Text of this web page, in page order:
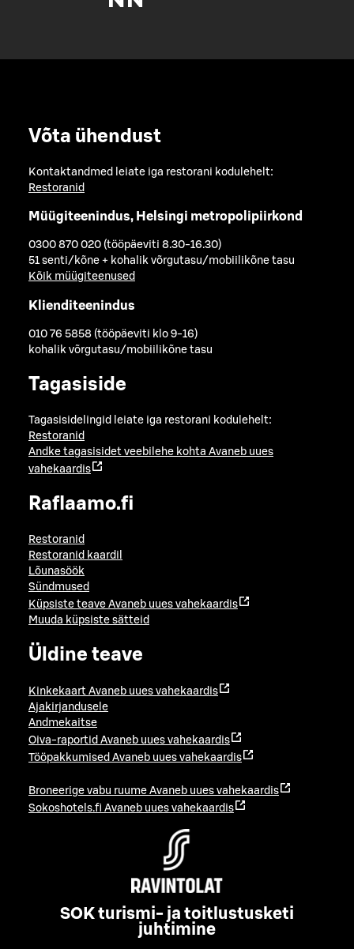
Võta ühendust
Kontaktandmed leiate iga restorani kodulehelt:
Restoranid
Müügiteenindus, Helsingi metropolipiirkond
0300 870 020 (tööpäeviti 8.30-16.30)
51 senti/kõne + kohalik võrgutasu/mobiilikõne tasu
Kõik müügiteenused
Klienditeenindus
010 76 5858 (tööpäeviti klo 9-16)
kohalik võrgutasu/mobiilikõne tasu
Tagasiside
Tagasisidelingid leiate iga restorani kodulehelt:
Restoranid
Andke tagasisidet veebilehe kohta Avaneb uues
vahekaardis
Raflaamo.fi
Restoranid
Restoranid kaardil
Lõunasöök
Sündmused
Küpsiste teave Avaneb uues vahekaardis
Muuda küpsiste sätteid
Üldine teave
Kinkekaart Avaneb uues vahekaardis
Ajakirjandusele
Andmekaitse
Oiva-raportid Avaneb uues vahekaardis
Tööpakkumised Avaneb uues vahekaardis
Broneerige vabu ruume Avaneb uues vahekaardis
Sokoshotels.fi Avaneb uues vahekaardis
SOK turismi- ja toitlustusketi
juhtimine